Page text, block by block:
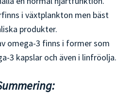
i växtplankton men bäst
produkter.
omega-3 finns i former som
3 kapslar och även i linfröolja.